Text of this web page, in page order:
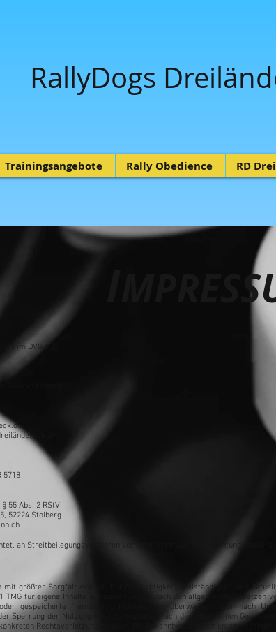
RallyDogs
Trainingsangebote Rally Obedience RD
im DVG e.V.
52224 Stolberg
5718
55 Abs. 2 RStV
52224 Stolberg
an Streitbeilegungsverfahren vor einer Verbraucherschlichtungsstelle
mit größter Sorgfalt erstellt. Für die Richtigkeit, Vollständigkeit und
für eigene Inhalte auf diesen Seiten nach den allgemeinen Gesetzen
gespeicherte fremde Informationen zu überwachen oder nach
Sperrung der Nutzung von Informationen nach den allgemeinen
Rechtsverletzung möglich. Bei Bekanntwerden von